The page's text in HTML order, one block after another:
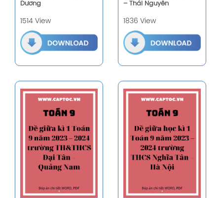
Dương
1514 View
– Thái Nguyên
1836 View